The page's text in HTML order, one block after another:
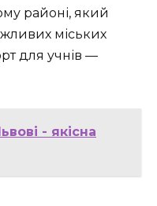
районі, який
міських
для учнів —
- якісна